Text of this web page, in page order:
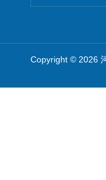
Copyright © 2026